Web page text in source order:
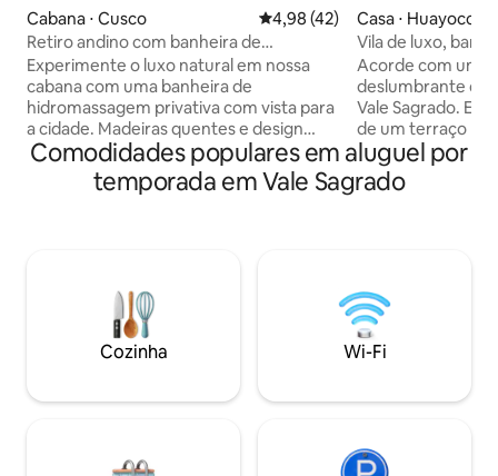
Cabana ⋅ Cusco 4,98 de uma avaliação média
4,98 (42)
Retiro andino com banheira de
hidromassagem · Vistas e jardim
Experimente o luxo natural em nossa
cabana com uma banheira de
hidromassagem privativa com vista para
a cidade. Madeiras quentes e design
moderno criam um retiro sereno onde
você pode mergulhar sob as estrelas e
sentir a beleza tranquila dos Andes.
Sacsayhuamán e da Plaza de Armas.
Temos também outras acomodações
únicas em Cusco (banheira de
hidromassagem, vista e jardim). Entre
opções.
Casa ⋅ Huayoccari
Vila de luxo,
e vistas incríveis
Acorde com uma
deslumbrante
Vale Sagrado.
de um terraço
banheira de
vista para o vale,
nascer do sol ou
espaçosos e as
conectam você à
casais, famílias
buscam
Comodidades populares em aluguel por
temporada em Vale Sagrado
Cozinha Wi-Fi